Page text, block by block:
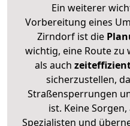
Ein weiterer
Vorbereitung eines
Zirndorf ist die
wichtig, eine Route zu
als auch
sicherzustellen,
Straßensperrungen
ist. Keine
Spezialisten und